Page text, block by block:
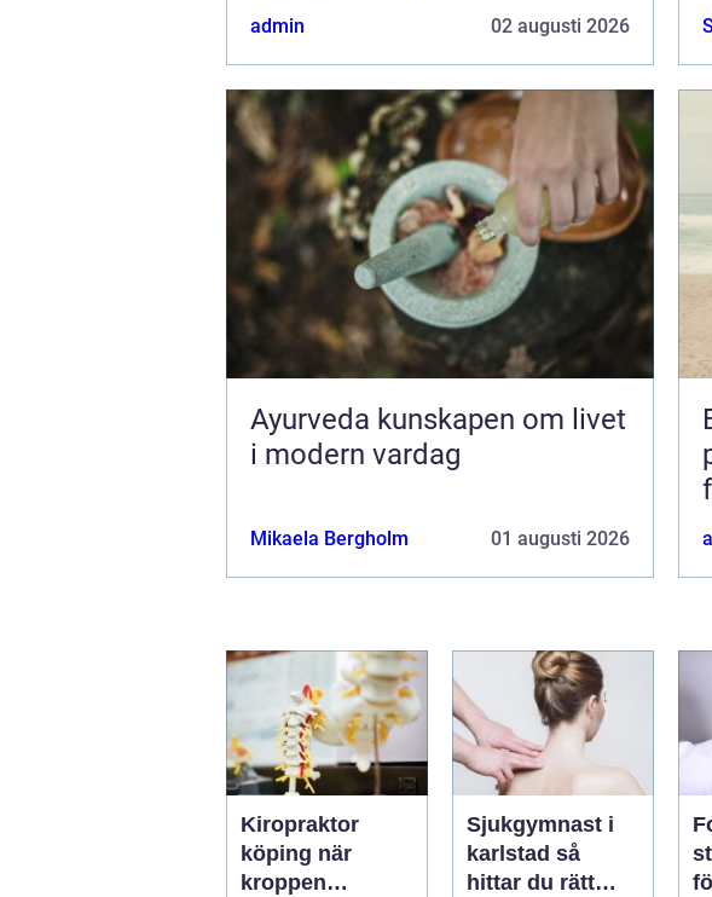
admin 02 augusti 2026
Ayurveda kunskapen om livet
i modern vardag
Mikaela Bergholm 01 augusti 2026
Kiropraktor
köping när
kroppen
Sjukgymnast i
karlstad så
hittar du rätt